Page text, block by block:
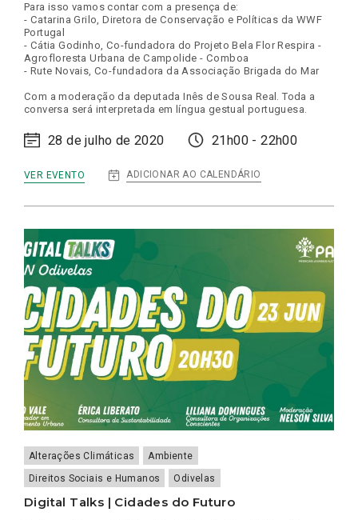
Para isso vamos contar com a presença de:
- Catarina Grilo, Diretora de Conservação e Políticas da WWF
Portugal
- Cátia Godinho, Co-fundadora do Projeto Bela Flor Respira -
Agrofloresta Urbana de Campolide - Comboa
- Rute Novais, Co-fundadora da Associação Brigada do Mar
Com a moderação da deputada Inês de Sousa Real. Toda a
conversa será interpretada em língua gestual portuguesa.
28 de julho de 2020 21h00 - 22h00
VER EVENTO ADICIONAR AO CALENDÁRIO
:
DIGITAL
|
NATUREZA:
QUE
MUDOU
COM
A
COVID-
19?
Alterações Climáticas
Ambiente
Direitos Sociais e Humanos
Odivelas
Digital Talks | Cidades do Futuro